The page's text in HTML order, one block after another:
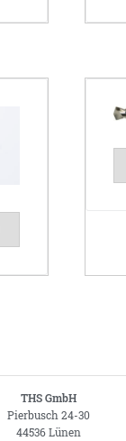
THS GmbH
Pierbusch 24-30
44536 Lünen